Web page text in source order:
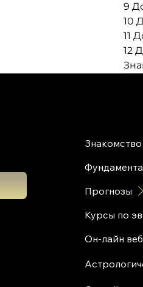
9
10
11
12
Прогнозы
Курсы по
Он-лайн